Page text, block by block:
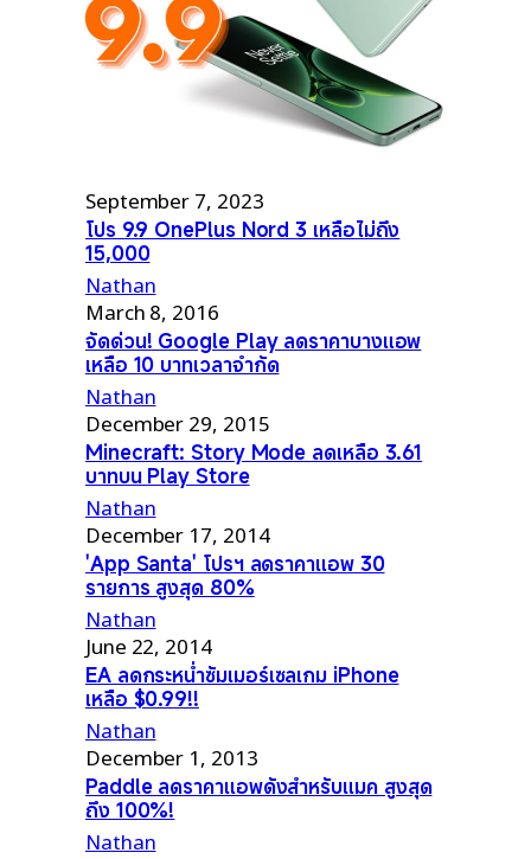
September 7, 2023
โปร 9.9 OnePlus Nord 3 เหลือไม่ถึง
15,000
Nathan
March 8, 2016
จัดด่วน! Google Play ลดราคาบางแอพ
เหลือ 10 บาทเวลาจำกัด
Nathan
December 29, 2015
Minecraft: Story Mode ลดเหลือ 3.61
บาทบน Play Store
Nathan
December 17, 2014
'App Santa' โปรฯ ลดราคาแอพ 30
รายการ สูงสุด 80%
Nathan
June 22, 2014
EA ลดกระหน่ำซัมเมอร์เซลเกม iPhone
เหลือ $0.99!!
Nathan
December 1, 2013
Paddle ลดราคาแอพดังสำหรับแมค สูงสุด
ถึง 100%!
Nathan